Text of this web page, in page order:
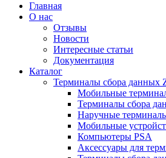
Главная
О нас
Отзывы
Новости
Интересные статьи
Документация
Каталог
Терминалы сбора данных
Мобильные
Терминалы сбора
Наручные
Мобильные
Компьютеры PSA
Аксессуары для